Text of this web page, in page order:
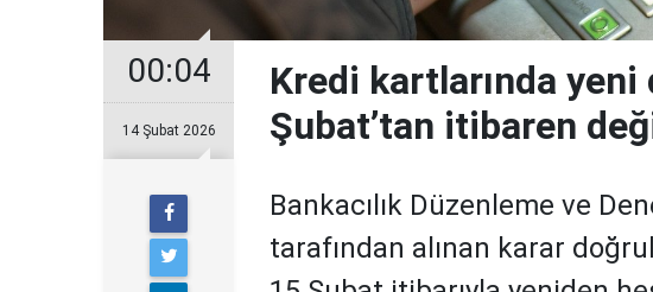
00:04
14 Şubat 2026
Kredi kartlarında
Şubat’tan itibaren
Bankacılık Düzenleme ve
tarafından alınan karar